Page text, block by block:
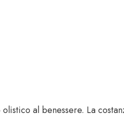
al benessere. La